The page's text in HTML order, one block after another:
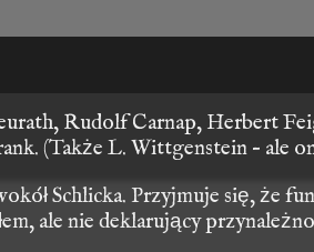
Rudolf Carnap, Herbert
(Także L. Wittgenstein – ale on
Schlicka. Przyjmuje się, że
ale nie deklarujący